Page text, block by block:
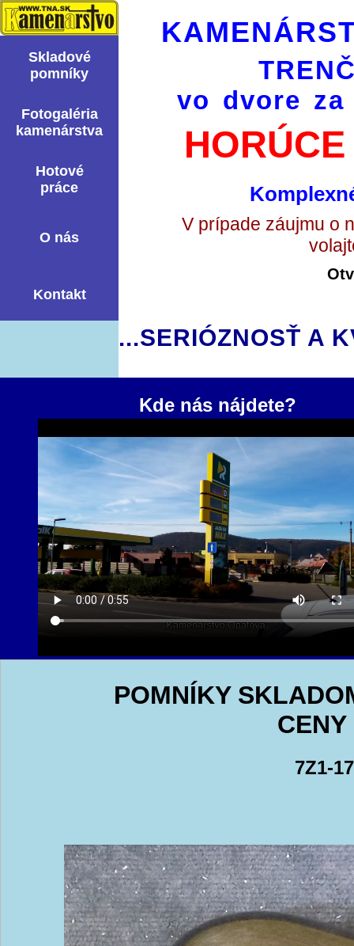
Skladové
pomní­ky
Fotogaléria
kamenárstva
Hotové
práce
O nás
Kontakt
vo dvore za
V prípade záujmu o
...SERIÓZNOSŤ A
Kde nás nájdete?
POMNÍKY
7Z1-